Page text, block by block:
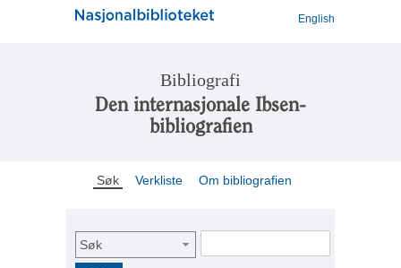
English
Bibliografi
Den internasjonale Ibsen-
bibliografien
Søk Verkliste Om bibliografien
Søk